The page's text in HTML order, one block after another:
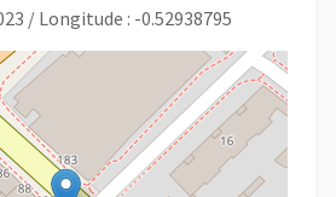
/ Longitude : -0.52938795